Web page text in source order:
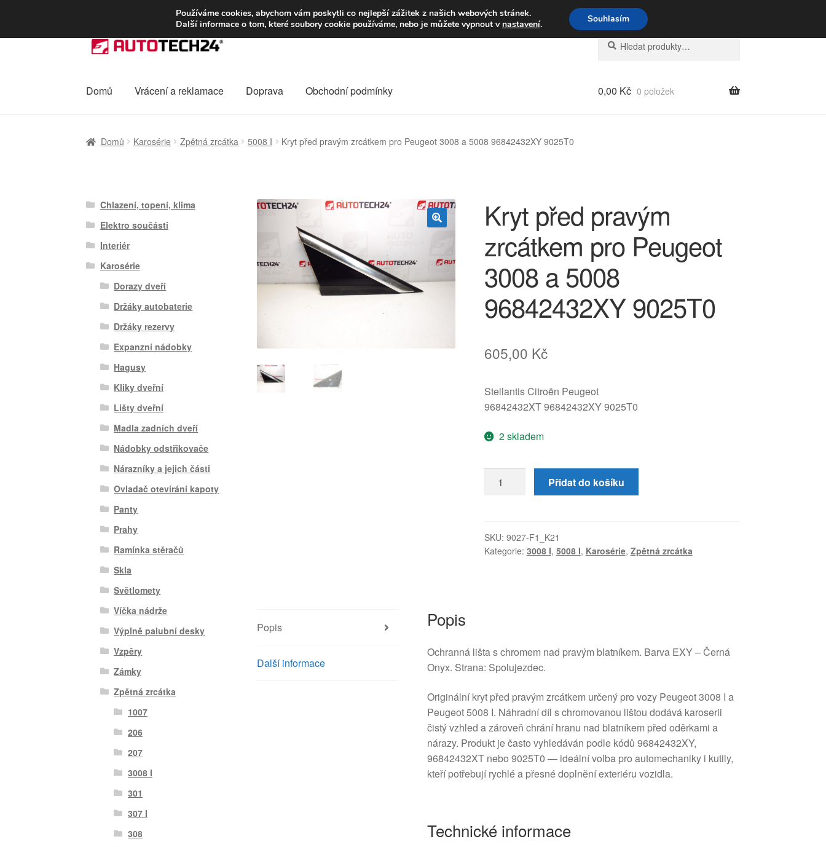
DOPRAVA od 139,-Kč Volejte po-pá 9-16 704 494 494
Přeskočit
na
Přejít
webu
Hledat:
Hledat
Domů Vrácení a reklamace Doprava Obchodní podmínky 0,00 Kč 0 položek
Domů Karosérie Zpětná zrcátka 5008 I Kryt před pravým zrcátkem pro Peugeot 3008 a 5008 96842432XY 9025T0
Kryt před pravým
zrcátkem pro Peugeot
3008 a 5008
96842432XY 9025T0
605,00 Kč
Stellantis Citroën Peugeot
96842432XT 96842432XY 9025T0
2 skladem
před
pro
Peugeot
Přidat do košíku
SKU: 9027-F1_K21
Kategorie: 3008 I, 5008 I, Karosérie, Zpětná zrcátka
Popis
Další informace
Popis
Ochranná lišta s chromem nad pravým blatníkem. Barva EXY – Černá
Onyx. Strana: Spolujezdec.
Originální kryt před pravým zrcátkem určený pro vozy Peugeot 3008 I a
Peugeot 5008 I. Náhradní díl s chromovanou lištou dodává karoserii
čistý vzhled a zároveň chrání hranu nad blatníkem před oděrkami a
nárazy. Produkt je často vyhledáván podle kódů 96842432XY,
96842432XT nebo 9025T0 — ideální volba pro automechaniky i kutily,
kteří potřebují rychlé a přesné doplnění exteriéru vozidla.
Technické informace
Chlazení, topení, klima
Elektro součásti
Interiér
Karosérie
Dorazy dveří
Držáky autobaterie
Držáky rezervy
Expanzní nádobky
Hagusy
Kliky dveřní
Lišty dveřní
Madla zadních dveří
Nádobky odstřikovače
Nárazníky a jejich části
Ovladač otevírání kapoty
Panty
Prahy
Ramínka stěračů
Skla
Světlomety
Víčka nádrže
Výplně palubní desky
Vzpěry
Zámky
Zpětná zrcátka
1007
206
207
3008 I
301
307 I
308
Používáme cookies, abychom vám poskytli co nejlepší zážitek z našich webových stránek.
Další informace o tom, které soubory cookie používáme, nebo je můžete vypnout v nastavení. Souhlasím